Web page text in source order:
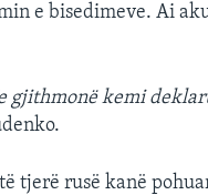
e bisedimeve. Ai
gjithmonë kemi
tjerë rusë kanë